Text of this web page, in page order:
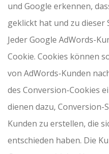
und Google erkennen,
geklickt hat und zu dieser
Jeder Google AdWords-
Cookie. Cookies können
von AdWords-Kunden
des Conversion-Cookies
dienen dazu,
Kunden zu erstellen, die
entschieden haben. Die